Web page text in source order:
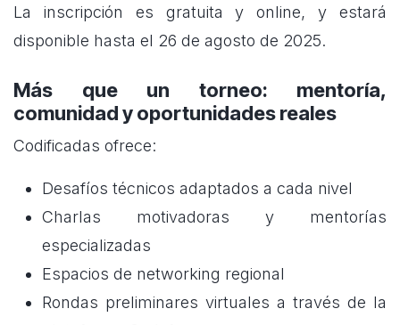
La inscripción es gratuita y online, y estará
disponible hasta el 26 de agosto de 2025.
Más que un torneo: mentoría,
comunidad y oportunidades reales
Codificadas ofrece:
Desafíos técnicos adaptados a cada nivel
Charlas motivadoras y mentorías
especializadas
Espacios de networking regional
Rondas preliminares virtuales a través de la